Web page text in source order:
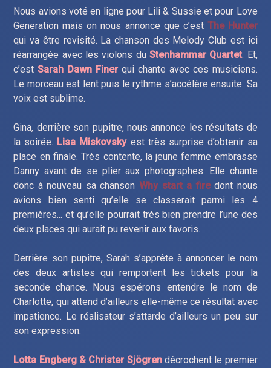
Nous avions voté en ligne pour Lili & Sussie et pour Love
Generation mais on nous annonce que c’est The Hunter
qui va être revisité. La chanson des Melody Club est ici
réarrangée avec les violons du Stenhammar Quartet. Et,
c’estSarah Dawn Finerqui chante avec ces musiciens.
Le morceau est lent puis le rythme s’accélère ensuite. Sa
voix est sublime.
Gina, derrière son pupitre, nous annonce les résultats de
la soirée. Lisa Miskovskyest très surprise d’obtenir sa
place en finale. Très contente, la jeune femme embrasse
Danny avant de se plier aux photographes. Elle chante
donc à nouveau sa chanson Why start a firedont nous
avions bien senti qu’elle se classerait parmi les 4
premières... et qu’elle pourrait très bien prendre l’une des
deux places qui aurait pu revenir aux favoris.
Derrière son pupitre, Sarah s’apprête à annoncer le nom
des deux artistes qui remportent les tickets pour la
seconde chance. Nous espérons entendre le nom de
Charlotte, qui attend d’ailleurs elle-même ce résultat avec
impatience. Le réalisateur s’attarde d’ailleurs un peu sur
son expression.
Lotta Engberg & Christer Sjögrendécrochent le premier